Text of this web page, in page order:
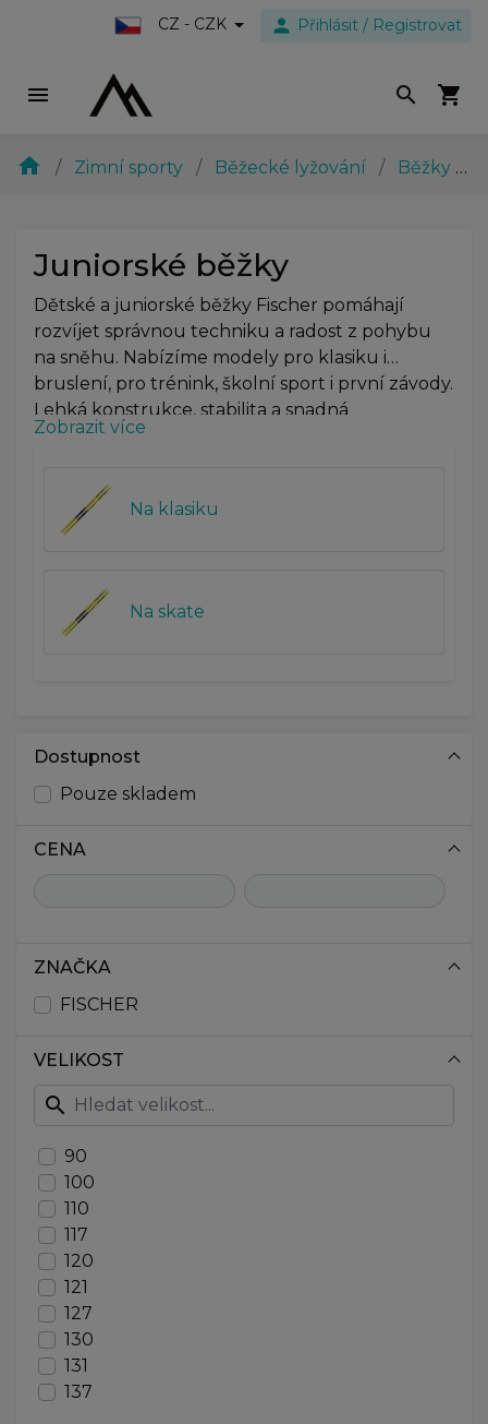
CZ - CZK person Přihlásit / Registrovat
menu search shopping_cart
home Zimní sporty Běžecké lyžování Běžky
Juniorské běžky
Dětské a juniorské běžky Fischer pomáhají
rozvíjet správnou techniku a radost z pohybu
na sněhu. Nabízíme modely pro klasiku i
bruslení, pro trénink, školní sport i první závody.
Lehká konstrukce, stabilita a snadná
ovladatelnost – perfektní start do světa běžek.
Zobrazit více
Na klasiku
Na skate
Dostupnost
Pouze skladem
CENA
ZNAČKA
FISCHER
VELIKOST
search
90
100
110
117
120
121
127
130
131
137